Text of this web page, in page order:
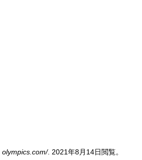
olympics.com/. 2021年8月14日閲覧。